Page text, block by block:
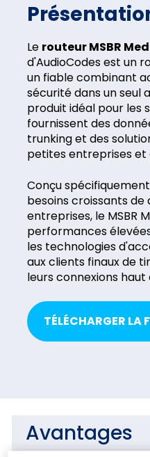
Le routeur MSBR
d'AudioCodes est un
un fiable combinant
sécurité dans un seul
produit idéal pour les
fournissent des
trunking et des
petites entreprises et
Conçu
besoins croissants de
entreprises, le MSBR
performances
les technologies
aux clients finaux de
leurs connexions haut
TÉLÉCHARGER LA
Avantages